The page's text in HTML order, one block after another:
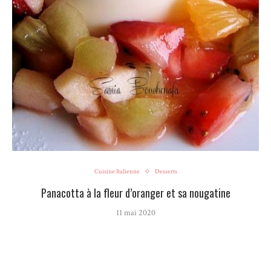
Cuisine Italienne Desserts
Panacotta à la fleur d’oranger et sa nougatine
11 mai 2020